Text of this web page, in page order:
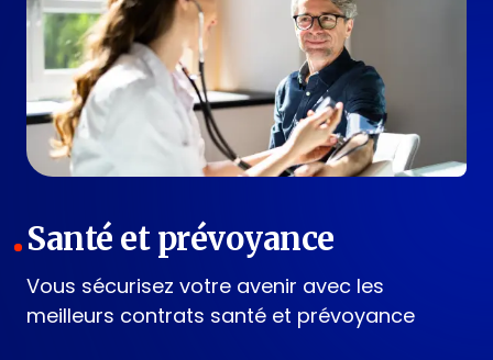
Santé et prévoyance
Vous sécurisez votre avenir avec les
meilleurs contrats santé et prévoyance